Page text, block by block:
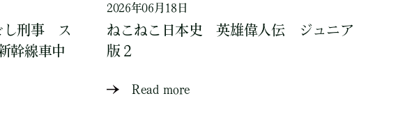
し刑事 ス
幹線車中
2026年06月18日
ねこねこ日本史 英雄偉人伝 ジュニア
版２
Read more